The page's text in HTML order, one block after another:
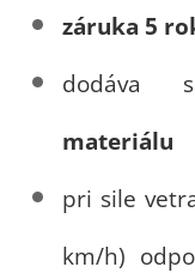
záruka 5
dodáva
materiálu
pri sile
km/h)